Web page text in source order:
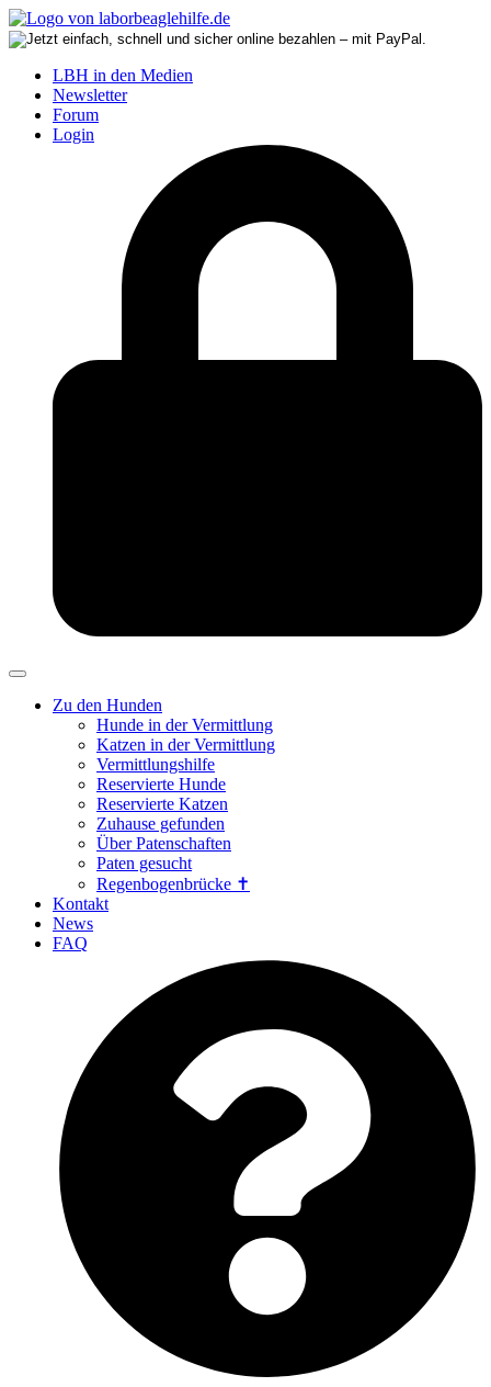
LBH in den Medien
Newsletter
Forum
Login
Zu den Hunden
Hunde in der Vermittlung
Katzen in der Vermittlung
Vermittlungshilfe
Reservierte Hunde
Reservierte Katzen
Zuhause gefunden
Über Patenschaften
Paten gesucht
Regenbogenbrücke ✝
Kontakt
News
FAQ